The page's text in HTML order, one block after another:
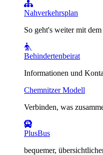
Nahverkehrsplan
So geht's weiter mit
Behindertenbeirat
Informationen und
Chemnitzer Modell
Verbinden, was
PlusBus
bequemer,